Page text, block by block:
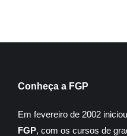
Conheça a FGP
Em fevereiro de 2002
FGP, com os cursos de